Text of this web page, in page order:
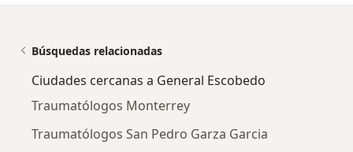
Búsquedas relacionadas
Ciudades cercanas a General Escobedo
Traumatólogos Monterrey
Traumatólogos San Pedro Garza Garcia